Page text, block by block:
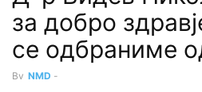
за добро
се одбраниме
By NMD -